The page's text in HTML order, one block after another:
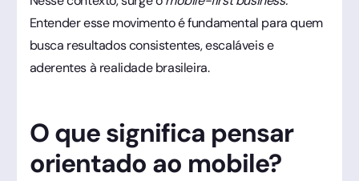
Entender esse movimento é fundamental para quem
busca resultados consistentes, escaláveis e
aderentes à realidade brasileira.
O que significa pensar
orientado ao mobile?